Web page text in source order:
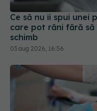
Ce să nu îi spui unei
care pot răni fără să
schimb
03 aug 2026, 16:56